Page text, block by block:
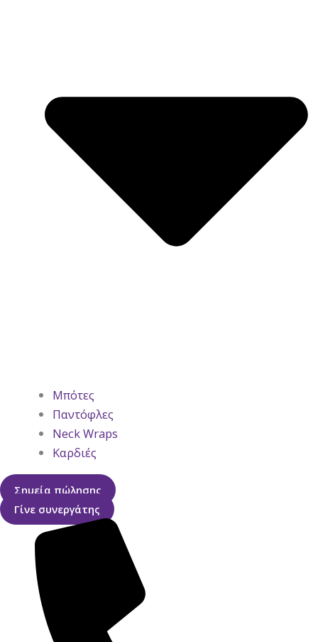
Μπότες
Παντόφλες
Neck Wraps
Καρδιές
Σημεία πώλησης
Γίνε συνεργάτης